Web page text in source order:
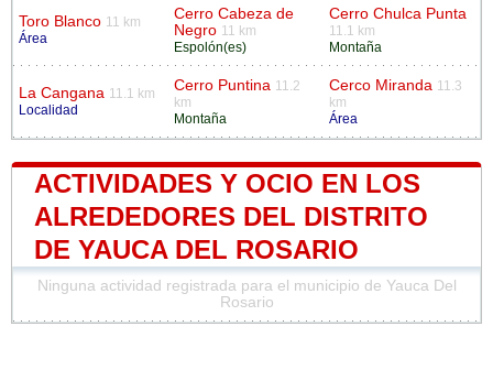
Toro Blanco 11 km
Área
Cerro Cabeza de
Negro 11 km
Espolón(es)
Cerro Chulca Punta
11.1 km
Montaña
La Cangana 11.1 km
Localidad
Cerro Puntina 11.2
km
Montaña
Cerco Miranda 11.3
km
Área
ACTIVIDADES Y OCIO EN LOS
ALREDEDORES DEL DISTRITO
DE YAUCA DEL ROSARIO
Ninguna actividad registrada para el municipio de Yauca Del
Rosario